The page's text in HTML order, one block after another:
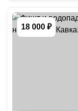
18 000 ₽